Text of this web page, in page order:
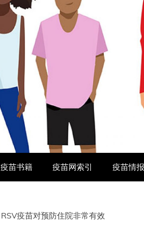
疫苗书籍 疫苗网索引 疫苗情
RSV疫苗对预防住院非常有效